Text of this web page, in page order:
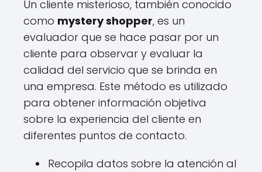
Un cliente misterioso, también conocido
como mystery shopper, es un
evaluador que se hace pasar por un
cliente para observar y evaluar la
calidad del servicio que se brinda en
una empresa. Este método es utilizado
para obtener información objetiva
sobre la experiencia del cliente en
diferentes puntos de contacto.
Recopila datos sobre la atención al